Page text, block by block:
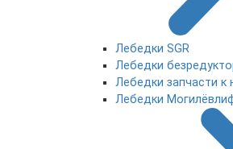
Лебедки SGR
Лебедки
Лебедки запчасти к
Лебедки